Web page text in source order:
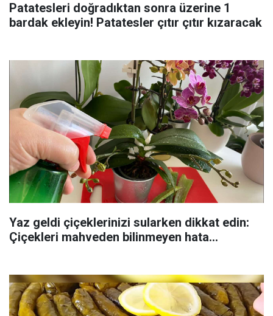
Patatesleri doğradıktan sonra üzerine 1
bardak ekleyin! Patatesler çıtır çıtır kızaracak
Yaz geldi çiçeklerinizi sularken dikkat edin:
Çiçekleri mahveden bilinmeyen hata...